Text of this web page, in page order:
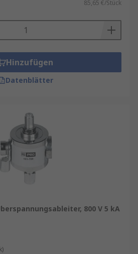
85,65 €/Stück
Hinzufügen
Datenblätter
800 V 5 kA